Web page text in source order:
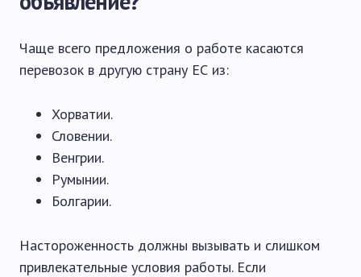
Чаще всего предложения о работе касаются
перевозок в другую страну ЕС из:
Хорватии.
Словении.
Венгрии.
Румынии.
Болгарии.
Настороженность должны вызывать и слишком
привлекательные условия работы. Если